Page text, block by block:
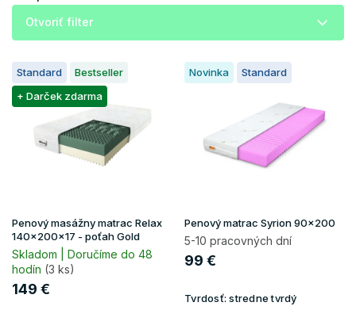
o
d
u
Otvoriť filter
V
ý
p
u
k
t
o
v
Standard
Bestseller
+ Darček zdarma
Penový masážny matrac Relax
140x200x17 - poťah Gold
Skladom | Doručíme do 48
hodín (3 ks)
149 €
Novinka Standard
Penový matrac Syrion 90x200
5-10 pracovných dní
99 €
Tvrdosť: stredne tvrdý